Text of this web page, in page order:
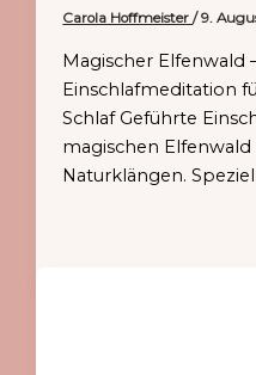
Carola Hoffmeister/9.
Magischer Elfenwald
Einschlafmeditation
Schlaf Geführte
magischen
Naturklängen.